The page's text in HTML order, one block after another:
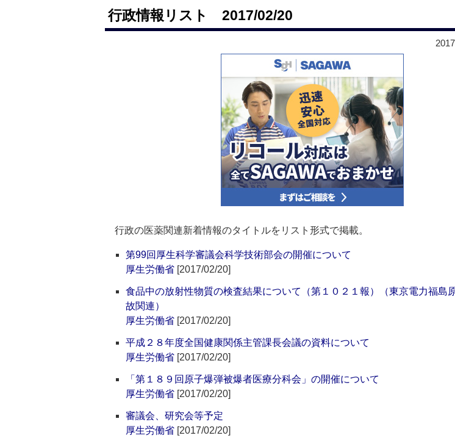
行政情報リスト 2017/02/20
行政の医薬関連新着情報のタイトルをリスト形式で掲載。
第99回厚生科学審議会科学技術部会の開催について
厚生労働省 [2017/02/20]
食品中の放射性物質の検査結果について（第１０２１報）（東京電力福島
故関連）
厚生労働省 [2017/02/20]
平成２８年度全国健康関係主管課長会議の資料について
厚生労働省 [2017/02/20]
「第１８９回原子爆弾被爆者医療分科会」の開催について
厚生労働省 [2017/02/20]
審議会、研究会等予定
厚生労働省 [2017/02/20]